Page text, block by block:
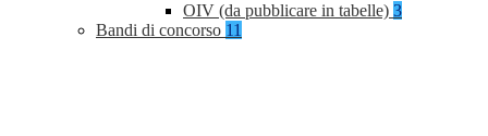
OIV (da pubblicare in tabelle) 3
Bandi di concorso 11